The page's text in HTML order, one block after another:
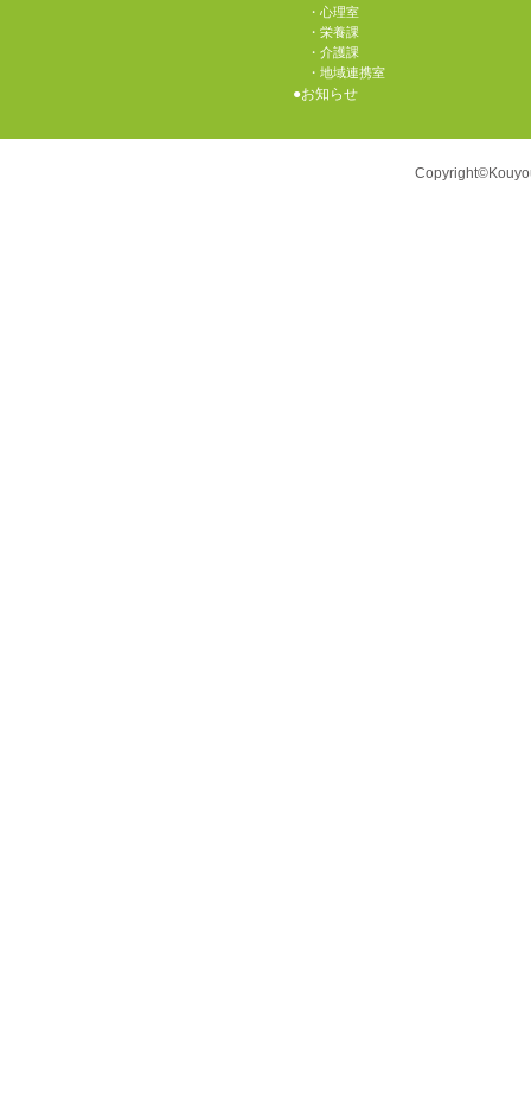
心理室
栄養課
介護課
地域連携室
お知らせ